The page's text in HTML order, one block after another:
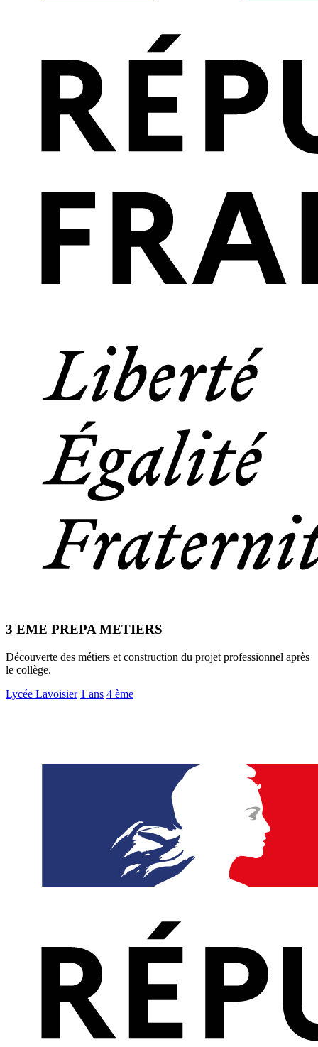
3 EME PREPA METIERS
Découverte des métiers et construction du projet professionnel après
le collège.
Lycée Lavoisier 1 ans 4 ème